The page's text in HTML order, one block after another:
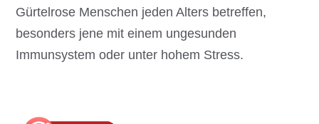
Gürtelrose Menschen jeden Alters betreffen,
besonders jene mit einem ungesunden
Immunsystem oder unter hohem Stress.